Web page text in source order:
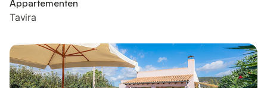
Appartementen
Tavira